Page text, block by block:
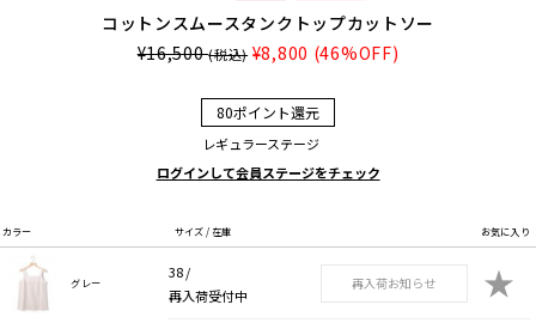
コットンスムースタンクトップカットソー
¥16,500(税込) ¥8,800 (46%OFF)
80ポイント還元
レギュラーステージ
ログインして会員ステージをチェック
カラー サイズ / 在庫 お気に入り
グレー
38 /
再入荷受付中
再入荷お知らせ ★